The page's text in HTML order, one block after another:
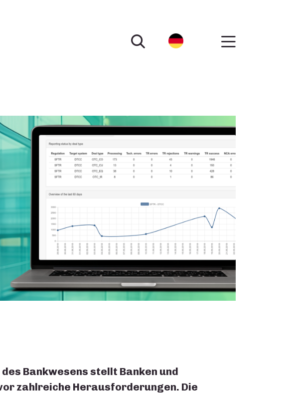
Bankwesens stellt Banken und
zahlreiche Herausforderungen. Die